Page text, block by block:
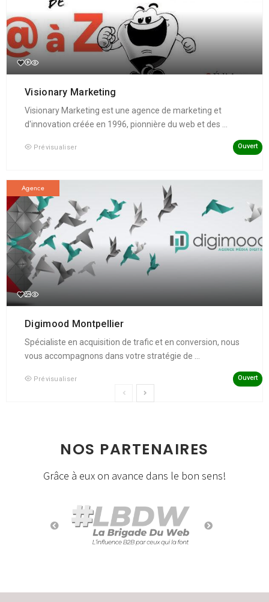
Visionary Marketing
Visionary Marketing est une agence de marketing et
d'innovation créée en 1996, pionnière du web et des ...
Prévisualiser Ouvert
Agence
Digimood Montpellier
Spécialiste en acquisition de trafic et en conversion, nous
vous accompagnons dans votre stratégie de ...
Prévisualiser Ouvert
NOS PARTENAIRES
Grâce à eux on avance dans le bon sens!